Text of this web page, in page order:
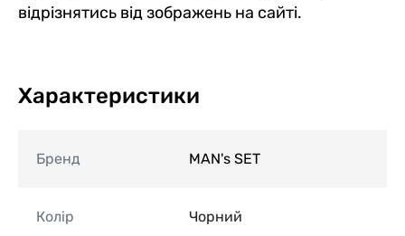
відрізнятись від зображень на сайті.
Характеристики
Бренд MAN's SET
Колір Чорний